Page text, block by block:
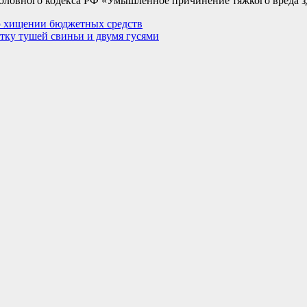
хищении бюджетных средств
тушей свиньи и двумя гусями